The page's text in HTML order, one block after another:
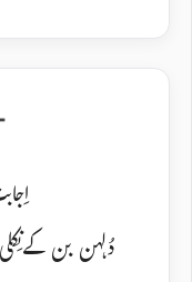
دُلہن بن کے نِکلی